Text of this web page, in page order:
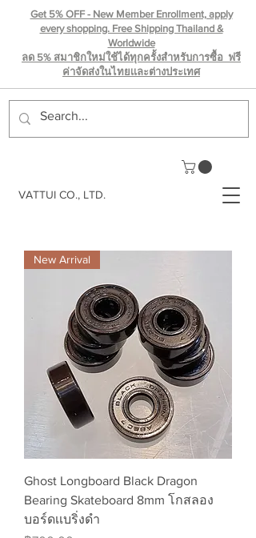
VATTUI CO., LTD.
Get 5% OFF - New Member Enrollment, apply
every shopping. Free Shipping Thailand &
Worldwide
ลด 5% สมาชิกใหม่ใช้ได้ทุกครั้งสำหรับการซื้อ ฟรี
ค่าจัดส่งในไทยเเละต่างประเทศ
New Arrival
Ghost Longboard Black Dragon
Bearing Skateboard 8mm โกสลอง
บอร์ดเเบริ่งดำ